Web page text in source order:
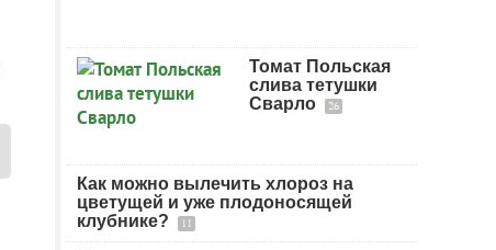
Томат Польская
слива тетушки
Сварло
26
Как можно вылечить хлороз на
цветущей и уже плодоносящей
клубнике?
11